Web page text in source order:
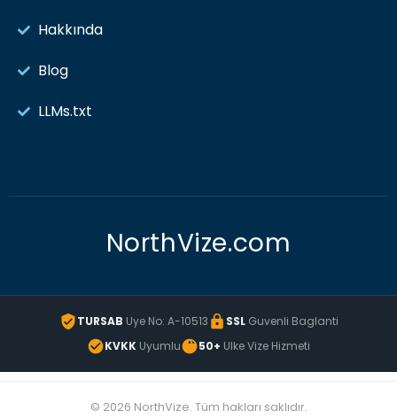
Hakkında
Blog
LLMs.txt
NorthVize.com
TURSAB Uye No: A-10513 SSLGuvenli Baglanti
KVKK Uyumlu 50+ Ulke Vize Hizmeti
© 2026 NorthVize. Tüm hakları saklıdır.